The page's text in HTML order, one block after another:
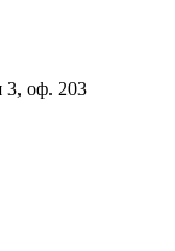
3, оф. 203